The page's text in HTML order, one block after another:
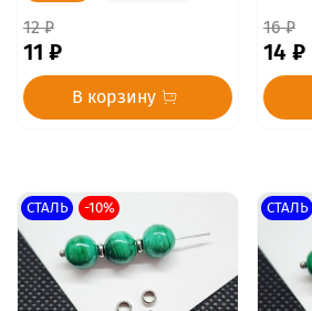
12 ₽
11 ₽
В корзину
16 ₽
14 ₽
СТАЛЬ -10% СТАЛЬ